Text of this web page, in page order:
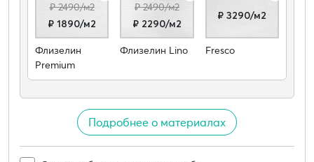
₽ 2490/м2
₽ 1890/м2
Флизелин
Premium
₽ 2490/м2
₽ 2290/м2
Флизелин Lino
₽ 3290/м2
Fresco
Подробнее о материалах